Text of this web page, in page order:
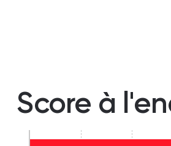
Score à